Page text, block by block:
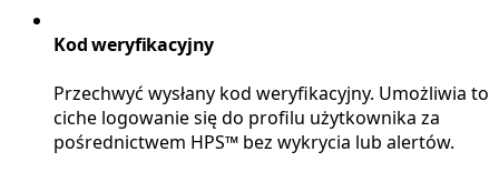
Kod weryfikacyjny
Przechwyć wysłany kod weryfikacyjny. Umożliwia to
ciche logowanie się do profilu użytkownika za
pośrednictwem HPS™ bez wykrycia lub alertów.